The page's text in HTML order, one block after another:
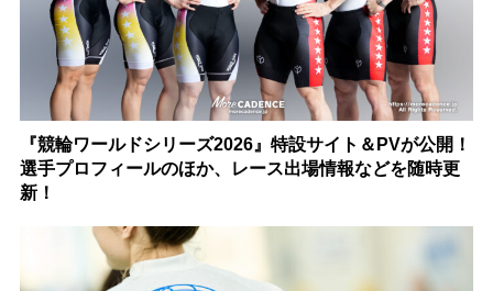
『競輪ワールドシリーズ2026』特設サイト＆PVが公開！
選手プロフィールのほか、レース出場情報などを随時更
新！